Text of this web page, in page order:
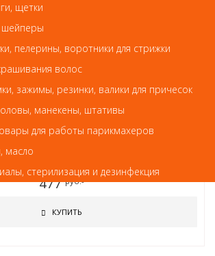
477руб.-
КУПИТЬ
щетки
шейперы
пелерины, воротники для стрижки
волос
зажимы, резинки, валики для причесок
манекены, штативы
для работы парикмахеров
масло
стерилизация и дезинфекция